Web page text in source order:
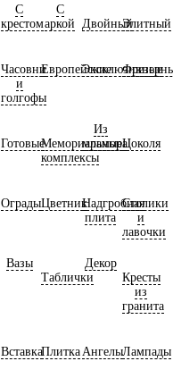
С
крестом
С
аркой
ДвойныйЭлитный
Часовни
и
голгофы
ЕвропейскиеЭксклюзивные
ГотовыеМемориальные
комплексы
Из
мрамораЦоколя
ОградыЦветникНадгробная
плита
Столики
и
лавочки
Вазы
Таблички
Декор
Кресты
из
гранита
ВставкаПлитка АнгелыЛампады